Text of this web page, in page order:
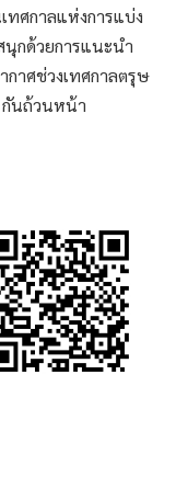
ทศกาลแห่งการแบ่ง
กด้วยการแนะนำ
าศช่วงเทศกาลตรุษ
กันถ้วนหน้า